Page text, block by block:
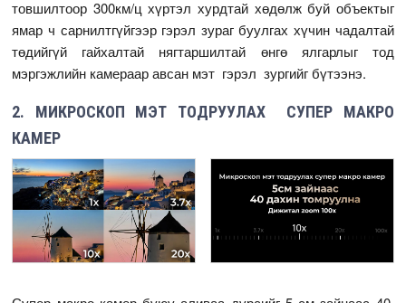
товшилтоор 300км/ц хүртэл хурдтай хөдөлж буй объектыг
ямар ч сарнилтгүйгээр гэрэл зураг буулгах хүчин чадалтай
төдийгүй гайхалтай нягтаршилтай өнгө ялгарлыг тод
мэргэжлийн камераар авсан мэт гэрэл зургийг бүтээнэ.
2. МИКРОСКОП МЭТ ТОДРУУЛАХ СУПЕР МАКРО
КАМЕР